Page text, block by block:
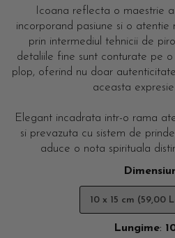
Icoana reflecta o maestrie
incorporand pasiune si o
prin intermediul tehnicii de
detaliile fine sunt conturate pe
plop, oferind nu doar
aceasta
Elegant incadrata intr-o rama
si prevazuta cu sistem de
aduce o nota spirituala
Lungime: